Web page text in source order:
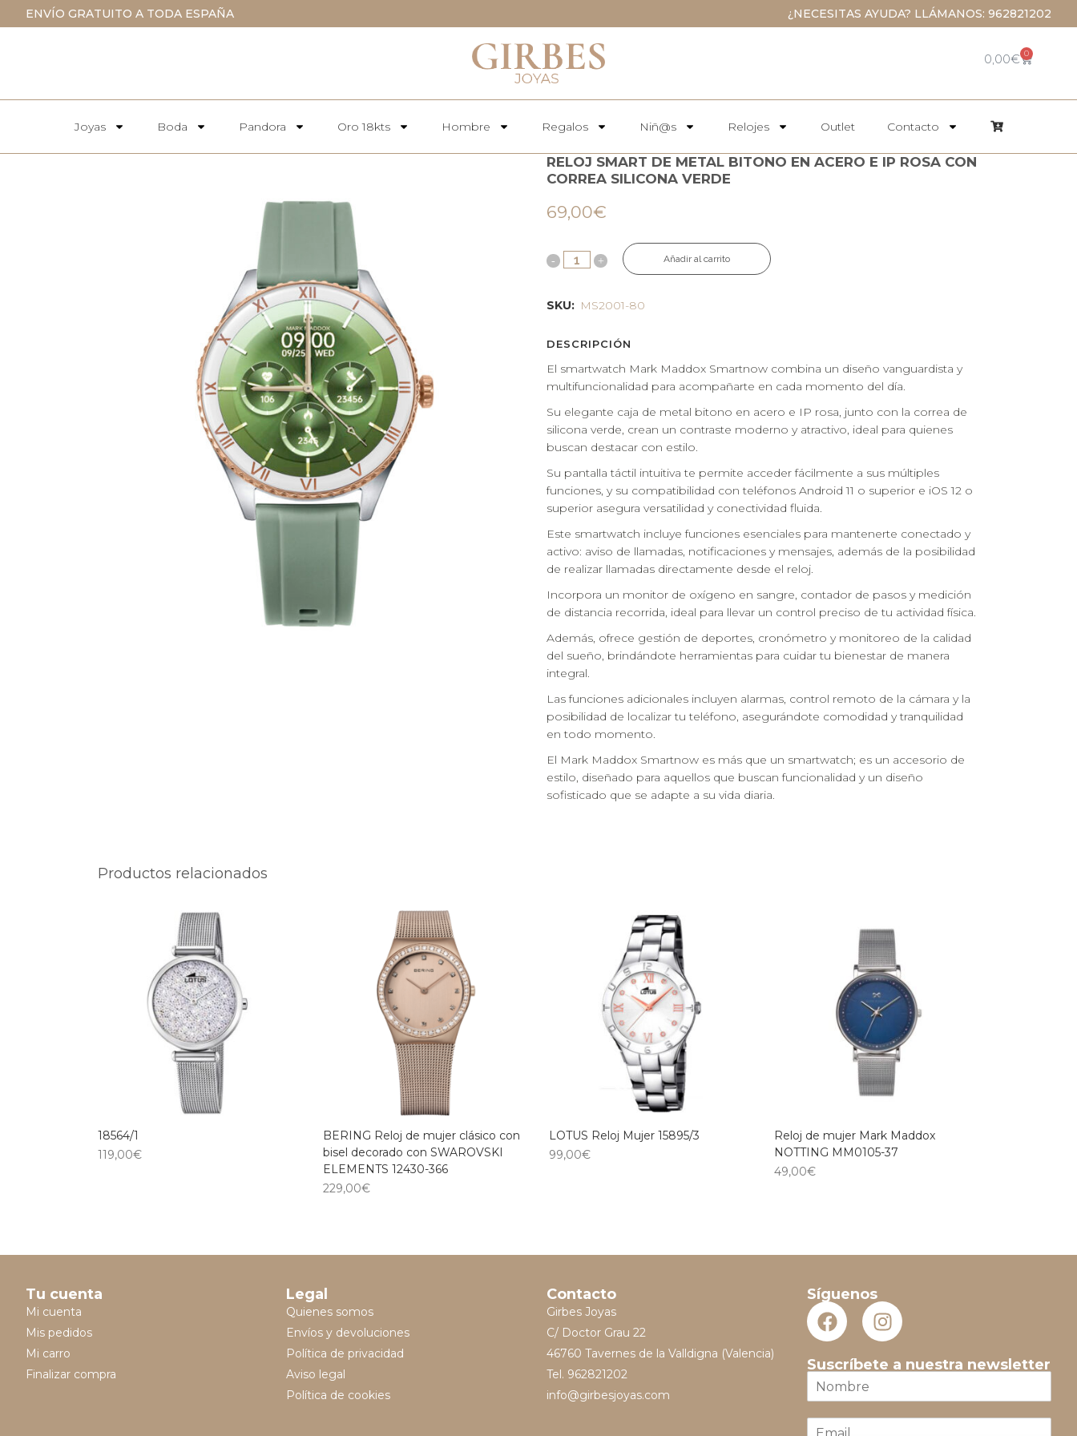
ENVÍO GRATUITO A TODA ESPAÑA ¿NECESITAS AYUDA? LLÁMANOS: 962821202
0,00€ 0
Joyas Boda Pandora Oro 18kts Hombre Regalos Niñ@s Relojes Outlet Contacto
RELOJ SMART DE METAL BITONO EN ACERO E IP ROSA CON
CORREA SILICONA VERDE
69,00€
Añadir al carrito
SKU: MS2001-80
DESCRIPCIÓN
El smartwatch Mark Maddox Smartnow combina un diseño vanguardista y
multifuncionalidad para acompañarte en cada momento del día.
Su elegante caja de metal bitono en acero e IP rosa, junto con la correa de
silicona verde, crean un contraste moderno y atractivo, ideal para quienes
buscan destacar con estilo.
Su pantalla táctil intuitiva te permite acceder fácilmente a sus múltiples
funciones, y su compatibilidad con teléfonos Android 11 o superior e iOS 12 o
superior asegura versatilidad y conectividad fluida.
Este smartwatch incluye funciones esenciales para mantenerte conectado y
activo: aviso de llamadas, notificaciones y mensajes, además de la posibilidad
de realizar llamadas directamente desde el reloj.
Incorpora un monitor de oxígeno en sangre, contador de pasos y medición
de distancia recorrida, ideal para llevar un control preciso de tu actividad física.
Además, ofrece gestión de deportes, cronómetro y monitoreo de la calidad
del sueño, brindándote herramientas para cuidar tu bienestar de manera
integral.
Las funciones adicionales incluyen alarmas, control remoto de la cámara y la
posibilidad de localizar tu teléfono, asegurándote comodidad y tranquilidad
en todo momento.
El Mark Maddox Smartnow es más que un smartwatch; es un accesorio de
estilo, diseñado para aquellos que buscan funcionalidad y un diseño
sofisticado que se adapte a su vida diaria.
Productos relacionados
18564/1
119,00€
BERING Reloj de mujer clásico con
bisel decorado con SWAROVSKI
ELEMENTS 12430-366
229,00€
LOTUS Reloj Mujer 15895/3
99,00€
Reloj de mujer Mark Maddox
NOTTING MM0105-37
49,00€
Tu cuenta
Mi cuenta
Mis pedidos
Mi carro
Finalizar compra
Legal
Quienes somos
Envíos y devoluciones
Política de privacidad
Aviso legal
Política de cookies
Contacto
Girbes Joyas
C/ Doctor Grau 22
46760 Tavernes de la Valldigna (Valencia)
Tel. 962821202
info@girbesjoyas.com
Síguenos
Suscríbete a nuestra newsletter